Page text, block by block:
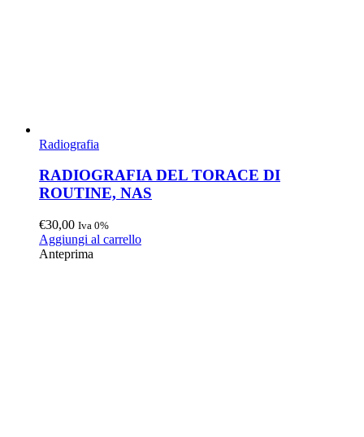
Radiografia
RADIOGRAFIA DEL TORACE DI
ROUTINE, NAS
€30,00 Iva 0%
Aggiungi al carrello
Anteprima